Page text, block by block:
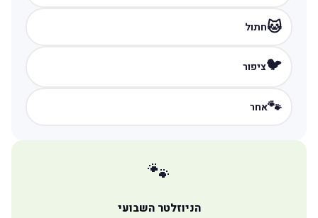
🐱חתול
🐦ציפור
🐾אחר
🐾
הניוזלטר השבועי